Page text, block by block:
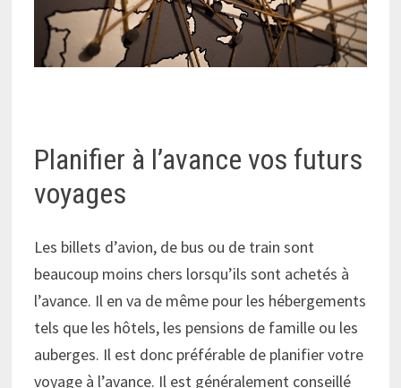
Planifier à l’avance vos futurs
voyages
Les billets d’avion, de bus ou de train sont
beaucoup moins chers lorsqu’ils sont achetés à
l’avance. Il en va de même pour les hébergements
tels que les hôtels, les pensions de famille ou les
auberges. Il est donc préférable de planifier votre
voyage à l’avance. Il est généralement conseillé